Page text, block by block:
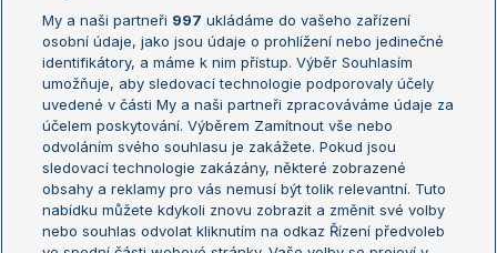
Žebříček ATP (muži)
Žebříček WTA (ženy)
Sázkařský žebříček
Australian Open
French Open
Wimbledon
US Open
Turnaj mistrů
Turnaj mistryň
Aktualní trendy
My a naši partneři 997 ukládáme do vašeho zařízení
osobní údaje, jako jsou údaje o prohlížení nebo jedinečné
identifikátory, a máme k nim přístup. Výběr Souhlasím
umožňuje, aby sledovací technologie podporovaly účely
uvedené v části My a naši partneři zpracováváme údaje za
účelem poskytování. Výběrem Zamítnout vše nebo
odvoláním svého souhlasu je zakážete. Pokud jsou
sledovací technologie zakázány, některé zobrazené
obsahy a reklamy pro vás nemusí být tolik relevantní. Tuto
nabídku můžete kdykoli znovu zobrazit a změnit své volby
nebo souhlas odvolat kliknutím na odkaz Řízení předvoleb